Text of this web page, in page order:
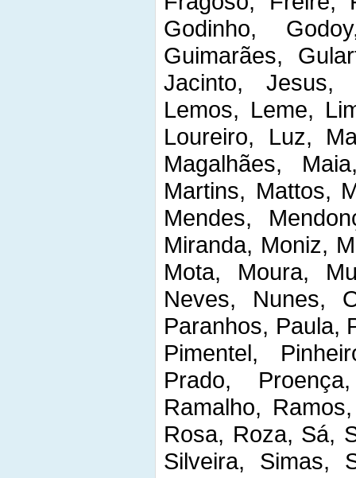
Godinho,
Guimarães,
Jacinto, Jesus,
Lemos, Leme,
Loureiro, Luz,
Magalhães,
Martins, Mattos,
Mendes,
Miranda, Moniz,
Mota, Moura,
Neves, Nunes,
Paranhos, Paula,
Pimentel,
Prado,
Ramalho,
Rosa, Roza, Sá,
Silveira, Simas,